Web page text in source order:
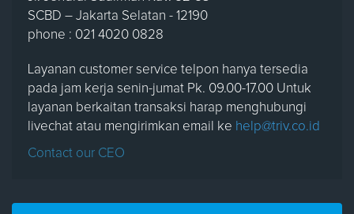
SCBD – Jakarta Selatan - 12190
phone : 021 4020 0828
Layanan customer service telpon hanya tersedia
pada jam kerja senin-jumat Pk. 09.00-17.00 Untuk
layanan berkaitan transaksi harap menghubungi
livechat atau mengirimkan email ke help@triv.co.id
Contact our CEO